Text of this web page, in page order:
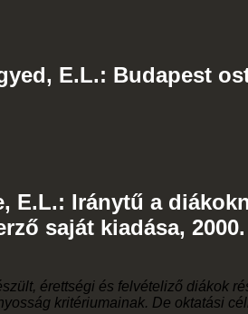
E.L.: Budapest
E.L.: Iránytű a
saját kiadása,
érettségi és felvételiző diákok
kritériumainak. De oktatási